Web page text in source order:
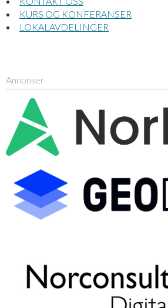
KURS OG KONFERANSER
LOKALAVDELINGER
Annonser